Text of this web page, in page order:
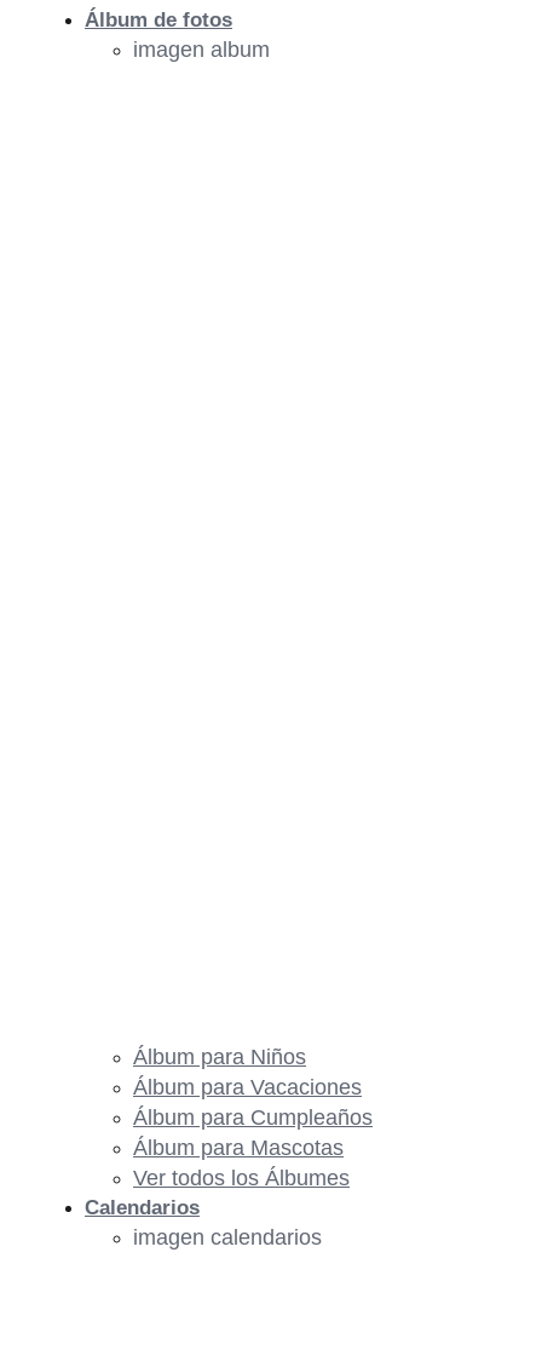
Álbum de fotos
imagen album
Álbum para Niños
Álbum para Vacaciones
Álbum para Cumpleaños
Álbum para Mascotas
Ver todos los Álbumes
Calendarios
imagen calendarios